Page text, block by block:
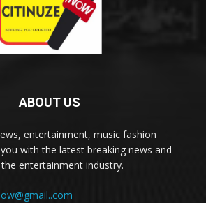
ABOUT US
entertainment, music fashion
with the latest breaking news and
entertainment industry.